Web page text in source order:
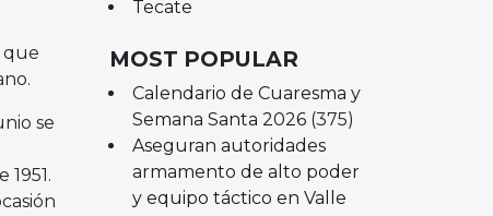
que
se
Tecate
MOST POPULAR
Calendario de Cuaresma y
Semana Santa 2026 (375)
Aseguran autoridades
armamento de alto poder
y equipo táctico en Valle